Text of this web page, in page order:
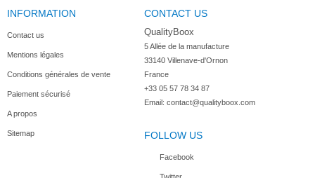
INFORMATION
Contact us
Mentions légales
Conditions générales de vente
Paiement sécurisé
A propos
Sitemap
CONTACT US
QualityBoox
5 Allée de la manufacture
33140 Villenave-d'Ornon
France
+33 05 57 78 34 87
Email: contact@qualityboox.com
FOLLOW US
Facebook